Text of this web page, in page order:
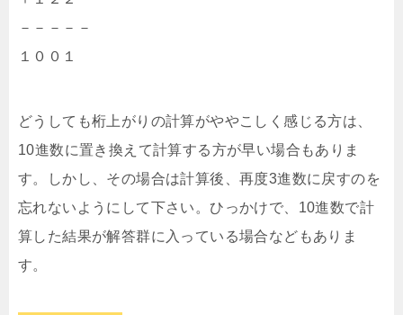
－－－－－
１００１
どうしても桁上がりの計算がややこしく感じる方は、
10進数に置き換えて計算する方が早い場合もありま
す。しかし、その場合は計算後、再度3進数に戻すのを
忘れないようにして下さい。ひっかけで、10進数で計
算した結果が解答群に入っている場合などもありま
す。